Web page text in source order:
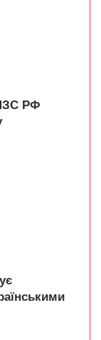
РФ